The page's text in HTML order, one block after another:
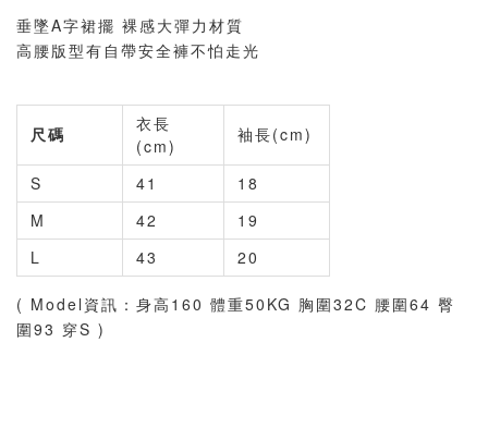
垂墜A字裙擺 裸感大彈力材質
高腰版型有自帶安全褲不怕走光
尺碼
衣長
(cm)
袖長(cm)
S 41
18
M
42
19
L
43 20
( Model資訊：身高160 體重50KG 胸圍32C 腰圍64 臀
圍93 穿S )